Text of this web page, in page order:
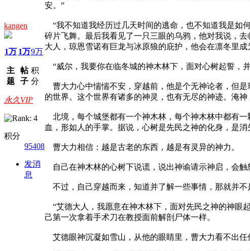
kangen
1万
主
题
1万
帖
子
9万
积
分
永久VIP
积分
95408
发消
息
安。”
“我不知道我经历过几天时间的逃命，也不知道我是如
碎片飞舞。最后我看见了一只三眼的乌鸦，他对我说，
大人，琼恩雪诺有巨龙与冰原狼的庇护，他会在凛冬里成
“威尔，我要你在临冬城的神木林下，面对心树起誓，
曹大力心中惴惴不安，穿越前，他是个无神论者，但
的世界。这个世界有诸多的神灵，也有无尽的神迹。淹
北境，每个城堡都有一个神木林，每个神木林中都有
血，形如人的手掌。据说，心树是先民之神的化身，是
曹大力相信：越是古老的东西，越是有灵异的神力。
自己在神木林的心树下说谎，说出神谕请示神启，会触
不过，自己穿越而来，知道并了解一些事情，那就并不
“艾德大人，我愿意在神木林下，面对先民之神的神眼
己第一次拿着手术刀在教授面前解剖尸体一样。
艾德眼神沉凝如雪山，从他的眼睛里，曹大力看不出任